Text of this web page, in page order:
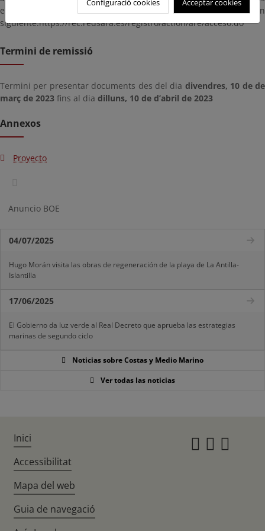
en vigor, puede hacer uso del Registro General en la dirección
siguiente:https://rec.redsara.es/registro/action/are/acceso.do
Termini de remissió
Termini per presentar documents des del dia divendres, 10 de de
març de 2023 fins al dia dilluns, 10 de d’abril de 2023
Annexos
Proyecto
Anuncio BOE
04/07/2025
Hugo Morán visita las obras de regeneración de la playa de La Antilla-
Islantilla
17/06/2025
El Gobierno da luz verde al Real Decreto que aprueba las estrategias
marinas de segundo ciclo
Noticias sobre Costas y Medio Marino
Ver todas las noticias
Configuració cookies Acceptar cookies
Inici
Accessibilitat
Mapa del web
Guia de navegació